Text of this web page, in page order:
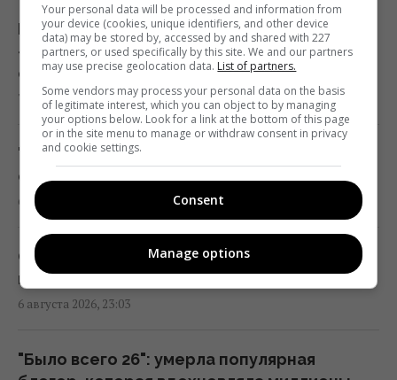
Украина ставит Путина на предвыборные
часы, - Newsweek
23:07 четверг, 06 августа 2026
Корецкий объявил об увеличении
заработной платы педагогов с 1 сентября
22:53 четверг, 06 августа 2026
Миф развенчан: сколько на самом деле
могут работать ядерные реакторы
22:12 четверг, 06 августа 2026
Такое оружие есть только у нескольких
Белые вещи снова засияют: старый
«бабушкин» трюк без единой капли
отбеливателя
7 августа 2026, 00:06
"Я не готов": муж путинистки Валерии
открестился от ее сына-неудачника
6 августа 2026, 23:26
Опытные туристы всегда кладут в чемодан
шапочку для душа: вот для чего она нужна
6 августа 2026, 23:03
"Было всего 26": умерла популярная
Your personal data will be processed and information from
your device (cookies, unique identifiers, and other device
data) may be stored by, accessed by and shared with 227
partners, or used specifically by this site. We and our partners
may use precise geolocation data. List of partners.
Some vendors may process your personal data on the basis
of legitimate interest, which you can object to by managing
your options below. Look for a link at the bottom of this page
or in the site menu to manage or withdraw consent in privacy
and cookie settings.
Consent
Manage options